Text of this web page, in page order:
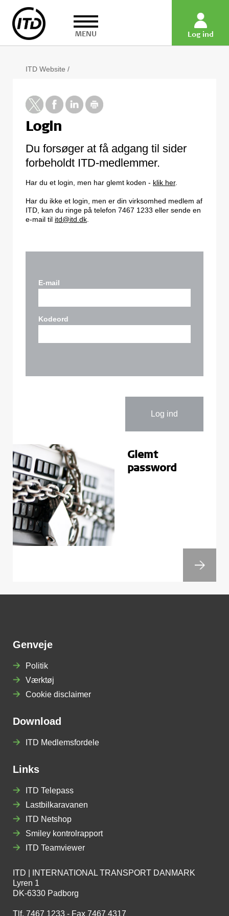
MENU Log ind
ITD Website /
Login
Du forsøger at få adgang til sider
forbeholdt ITD-medlemmer.
Har du et login, men har glemt koden - klik her.
Har du ikke et login, men er din virksomhed medlem af
ITD, kan du ringe på telefon 7467 1233 eller sende en
e-mail til itd@itd.dk
E-mail
Kodeord
Glemt
password
Genveje
Politik
Værktøj
Cookie disclaimer
Download
ITD Medlemsfordele
Links
ITD Telepass
Lastbilkaravanen
ITD Netshop
Smiley kontrolrapport
ITD Teamviewer
ITD | INTERNATIONAL TRANSPORT DANMARK
Lyren 1
DK-6330 Padborg
Tlf. 7467 1233 - Fax 7467 4317